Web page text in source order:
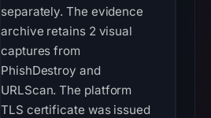
separately. The evidence
archive retains 2 visual
captures from
PhishDestroy and
URLScan. The platform
TLS certificate was issued